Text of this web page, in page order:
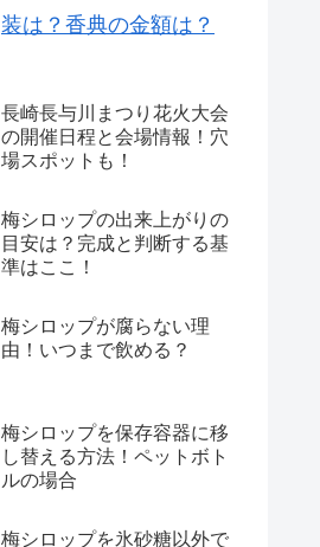
装は？香典の金額は？
長崎長与川まつり花火大会
の開催日程と会場情報！穴
場スポットも！
梅シロップの出来上がりの
目安は？完成と判断する基
準はここ！
梅シロップが腐らない理
由！いつまで飲める？
梅シロップを保存容器に移
し替える方法！ペットボト
ルの場合
梅シロップを氷砂糖以外で